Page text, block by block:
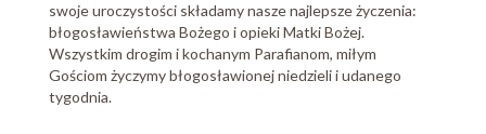
swoje uroczystości składamy nasze najlepsze życzenia:
błogosławieństwa Bożego i opieki Matki Bożej.
Wszystkim drogim i kochanym Parafianom, miłym
Gościom życzymy błogosławionej niedzieli i udanego
tygodnia.